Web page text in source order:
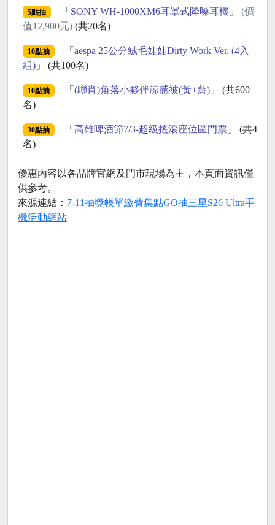
5點抽 「 SONY WH-1000XM6耳罩式降噪耳機」 (價
值12,900元) (共20名)
10點抽 「 aespa 25公分絨毛娃娃Dirty Work Ver. (4入
組) 」 (共100名)
10點抽 「 (聯肖)角落小夥伴涼感被(黃+藍)」 (共600
名)
30點抽 「 高雄啤酒節7/3-超級搖滾座位區門票」 (共4
名)
優惠內容以各品牌官網及門市現場為主，本頁面資訊僅
供參考。
來源連結： 7-11抽獎帳單繳費集點GO抽三星S26 Ultra手
機活動網站